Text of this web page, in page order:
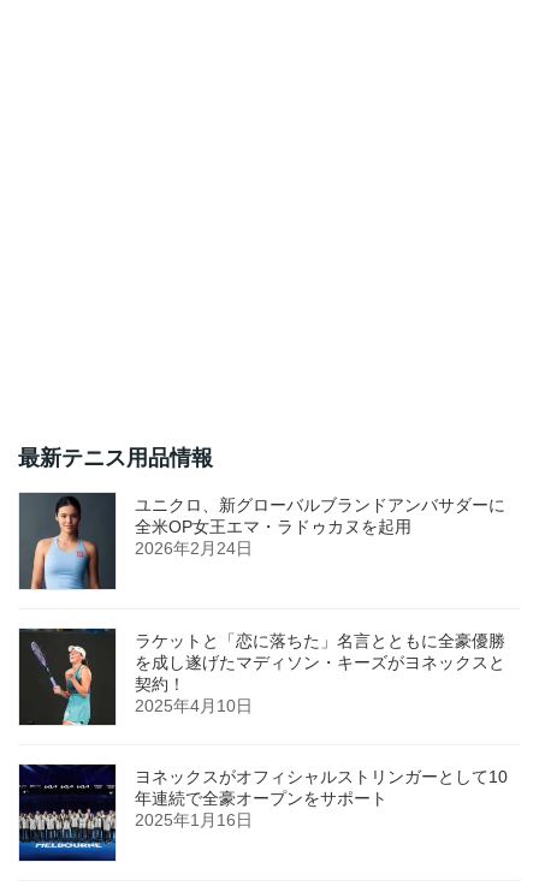
最新テニス用品情報
ユニクロ、新グローバルブランドアンバサダーに
全米OP女王エマ・ラドゥカヌを起用
2026年2月24日
ラケットと「恋に落ちた」名言とともに全豪優勝
を成し遂げたマディソン・キーズがヨネックスと
契約！
2025年4月10日
ヨネックスがオフィシャルストリンガーとして10
年連続で全豪オープンをサポート
2025年1月16日